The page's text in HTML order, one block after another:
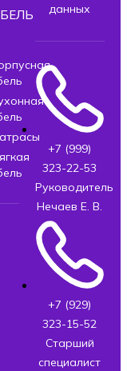
данных
+7 (999)
323-22-53
Руководитель
Нечаев Е. В.
+7 (929)
323-15-52
Старший
специалист